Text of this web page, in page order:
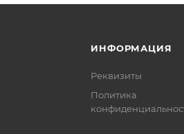
ИНФОРМАЦИЯ
Реквизиты
Политика